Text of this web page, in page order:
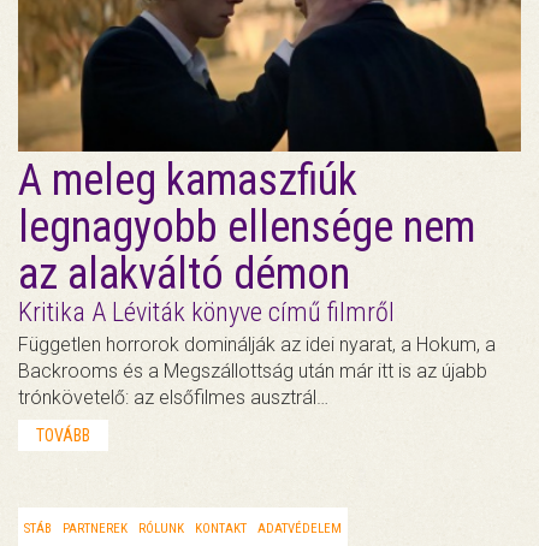
A meleg kamaszfiúk
legnagyobb ellensége nem
az alakváltó démon
Kritika A Léviták könyve című filmről
Független horrorok dominálják az idei nyarat, a Hokum, a
Backrooms és a Megszállottság után már itt is az újabb
trónkövetelő: az elsőfilmes ausztrál…
TOVÁBB
STÁB PARTNEREK RÓLUNK KONTAKT ADATVÉDELEM